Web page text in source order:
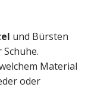
und Bürsten
Material
oder